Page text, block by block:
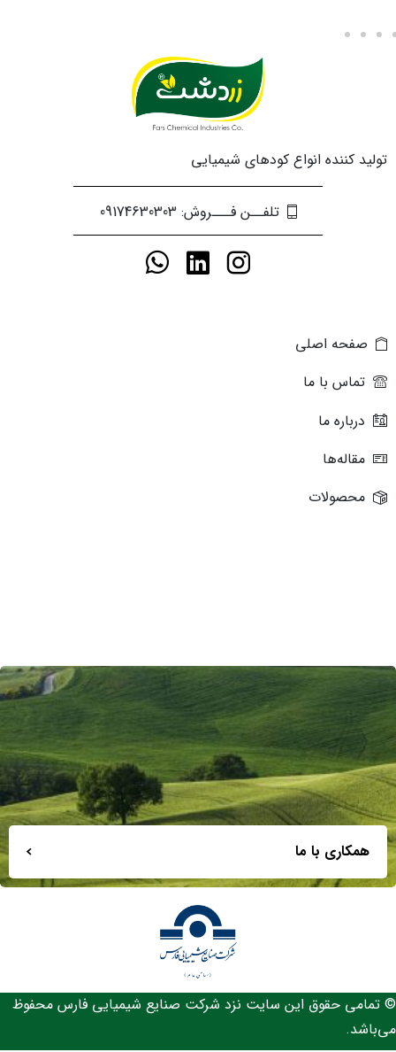
تولید کننده انواع کودهای شیمیایی
تلفــن فـــروش: 09174630303
صفحه اصلی
تماس با ما
درباره ما
مقاله‌ها
محصولات
همکاری با ما
© تمامی حقوق این سایت نزد شرکت صنایع شیمیایی فارس محفوظ
می‌باشد.